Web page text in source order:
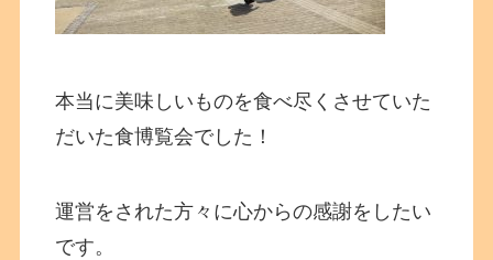
本当に美味しいものを食べ尽くさせていた
だいた食博覧会でした！
運営をされた方々に心からの感謝をしたい
です。